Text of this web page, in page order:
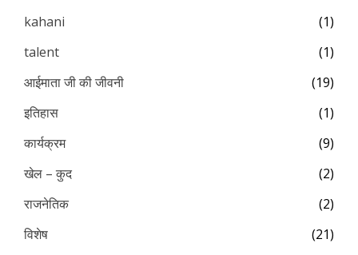
kahani
(1)
talent
(1)
आईमाता जी की जीवनी
(19)
इतिहास
(1)
कार्यक्रम
(9)
खेल – कुद
(2)
राजनेतिक
(2)
विशेष
(21)